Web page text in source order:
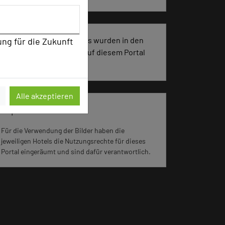
für die Zukunft
Alle akzeptieren
2338 Seiten dieses Hotels wurden in den
vergangenen 30 Tagen auf diesem Portal
Für die Verwendung der Bilder haben die
jeweiligen Hotels die Nutzungsrechte für dieses
Portal eingeräumt und sind dafür verantwortlich.